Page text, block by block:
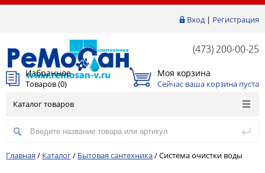
Вход| Регистрация
(473) 200-00-25
Избранное
Товаров (0)
Моя корзина
Сейчас ваша корзина пуста
Каталог товаров
Главная / Каталог/ Бытовая сантехника/Система очистки воды